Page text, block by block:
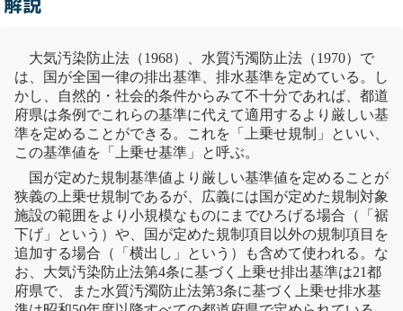
大気汚染防止法 （1968）、 水質汚濁防止法 （1970）で
は、国が全国一律の排出基準 、排水基準を定めている。し
かし、自然的・社会的条件からみて不十分であれば、都道
府県は条例でこれらの基準に代えて適用するより厳しい基
準を定めることができる。これを「上乗せ規制」といい、
この基準値を「上乗せ基準」と呼ぶ。
国が定めた規制基準値より厳しい基準値を定めることが
狭義の上乗せ規制であるが、広義には国が定めた規制対象
施設の範囲をより小規模なものにまでひろげる場合（「裾
下げ」という）や、国が定めた規制項目以外の規制項目を
追加する場合（「横出し」という）も含めて使われる。な
お、 大気汚染防止法第4条に基づく上乗せ排出基準は21都
府県で、また水質汚濁防止法第3条に基づく上乗せ排水基